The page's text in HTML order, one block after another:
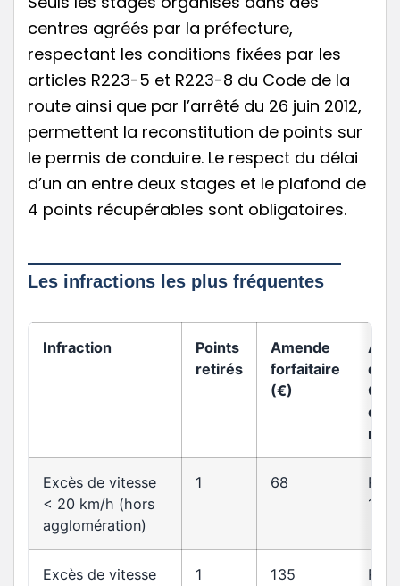
centres agréés par la préfecture,
respectant les conditions fixées par les
articles R223-5 et R223-8 du Code de la
route ainsi que par l’arrêté du 26 juin 2012,
permettent la reconstitution de points sur
le permis de conduire. Le respect du délai
d’un an entre deux stages et le plafond de
4 points récupérables sont obligatoires.
Les infractions les plus fréquentes
Infraction
Points
retirés
Amende
forfaitaire
(€)
du
de la
Excès de vitesse
< 20 km/h (hors
agglomération)
1 68
14
Excès de vitesse
1 135